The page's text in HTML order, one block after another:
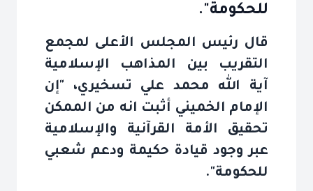
للحكومة".
قال رئيس المجلس الأعلى لمجمع
التقريب بين المذاهب الإسلامية
آية الله محمد علي تسخيري، "إن
الإمام الخميني أثبت انه من الممكن
تحقيق الأمة القرآنية والإسلامية
عبر وجود قيادة حكيمة ودعم شعبي
للحكومة".